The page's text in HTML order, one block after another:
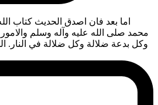
اما بعد فان اصدق الحديث كتاب
محمد صلى الله عليه وآله وسلم
وكل بدعة ضلالة وكل ضلالة في